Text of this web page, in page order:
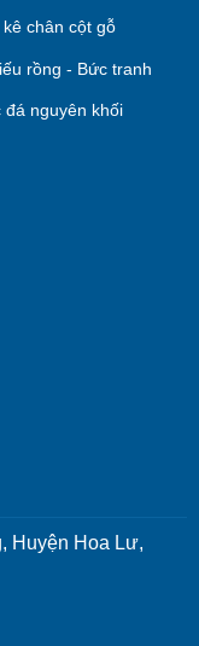
chân cột gỗ
rồng - Bức tranh
đá nguyên khối
Huyện Hoa Lư,